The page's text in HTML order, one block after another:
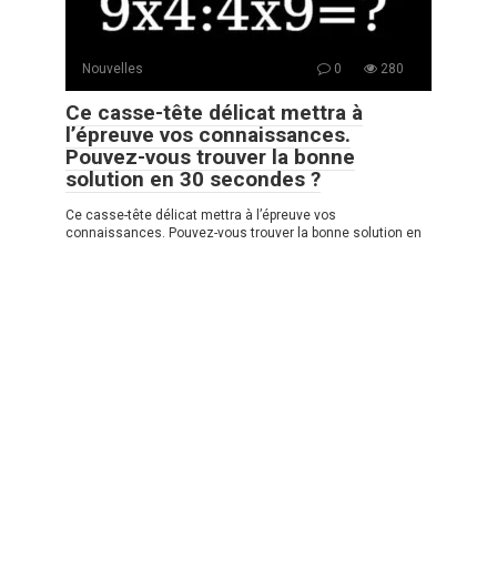
Nouvelles 0 280
Ce casse-tête délicat mettra à
l’épreuve vos connaissances.
Pouvez-vous trouver la bonne
solution en 30 secondes ?
Ce casse-tête délicat mettra à l’épreuve vos
connaissances. Pouvez-vous trouver la bonne solution en